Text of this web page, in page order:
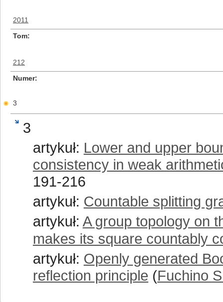
2011
Tom
212
Numer
3
3
artykuł: Lower and upper
consistency in weak
191-216
artykuł: Countable splitting
artykuł: A group topology on
makes its square countably
artykuł: Openly generated
reflection principle (Fuchino